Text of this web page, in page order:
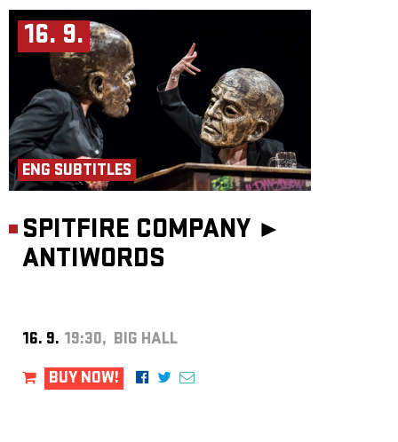
16. 9.
ENG SUBTITLES
SPITFIRE COMPANY ►
ANTIWORDS
16. 9. 19:30, BIG HALL
BUY NOW!